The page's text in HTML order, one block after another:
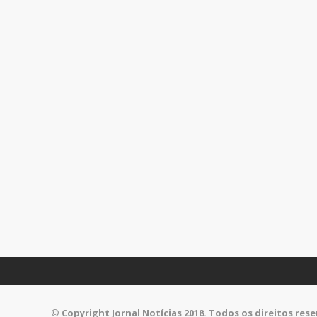
© Copyright Jornal Notícias 2018. Todos os direitos